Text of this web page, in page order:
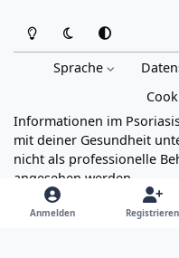
Heller ModusDunkler Modus
Sprache
Informationen im
mit deiner Gesundheit
nicht als professionelle
angesehen werden.
Powered by
Anmelden Registrieren